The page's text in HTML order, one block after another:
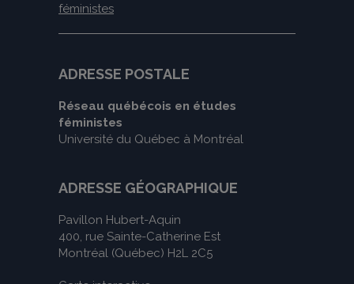
ADRESSE POSTALE
Réseau québécois en études
féministes
Université du Québec à Montréal
ADRESSE GÉOGRAPHIQUE
Pavillon Hubert-Aquin
400, rue Sainte-Catherine Est
Montréal (Québec) H2L 2C5